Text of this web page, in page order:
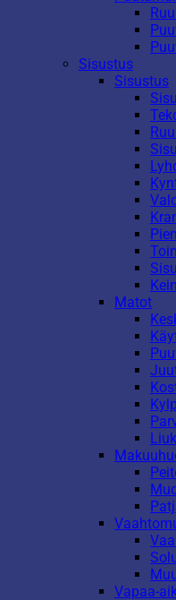
Sisustus
Sisustus
Matot
Vapaa-